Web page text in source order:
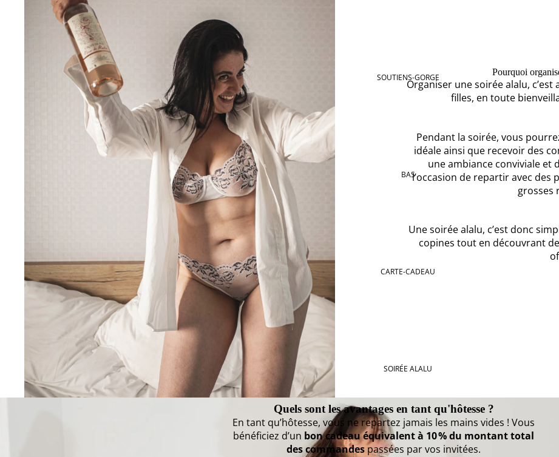
SOUTIENS-GORGE
BAS
CARTE-CADEAU
SOIRÉE ALALU
Pourquoi
Organiser une soirée alalu,
filles, en toute
Pendant la soirée, vous
idéale ainsi que recevoir des
une ambiance conviviale et
l’occasion de repartir avec des
grosses
Une soirée alalu, c’est donc
copines tout en découvrant
Quels sont les avantages en tant qu'hôtesse ?
En tant qu’hôtesse, vous ne repartez jamais les mains vides ! Vous
bénéficiez d’un bon cadeau équivalent à 10 % du montant total
des commandespassées par vos invitées.